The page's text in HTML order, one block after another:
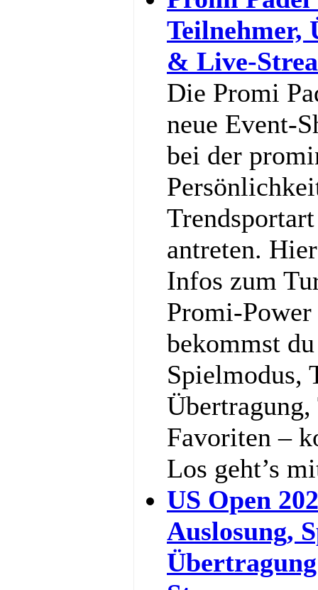
Teilnehmer,
& Live-
Die Promi
neue Event-
bei der
antreten.
Infos zum
Promi-
bekommst
Spielmodus,
Favoriten –
Los geht’s
US Open
Auslosung,